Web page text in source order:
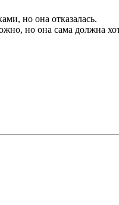
но она отказалась.
но она сама должна